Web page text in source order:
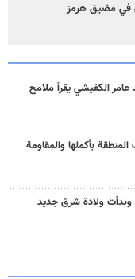
في مضيق هرمز
الكفيشي يقرأ ملامح
بأكملها والمقاومة
ولادة شرق جديد